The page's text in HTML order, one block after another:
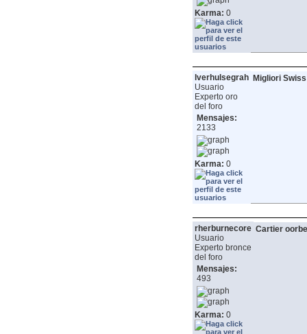
Karma: 0
lverhulsegrah
Usuario
Experto oro
del foro
Mensajes:
2133
Karma: 0
Migliori
rherburnecore
Usuario
Experto bronce
del foro
Mensajes:
493
Karma: 0
Cartier